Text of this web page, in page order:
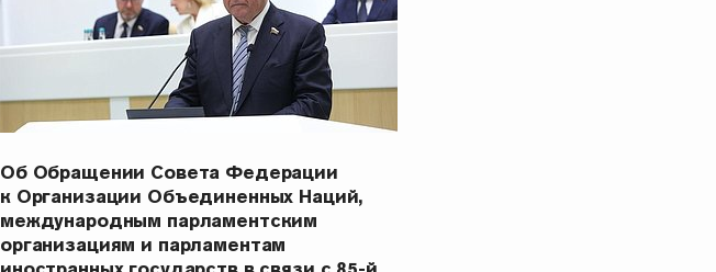
Об Обращении Совета Федерации
к Организации Объединенных Наций,
международным парламентским
организациям и парламентам